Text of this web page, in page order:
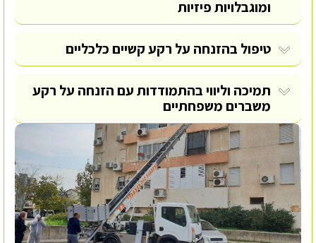
ומוגבלויות פיזיות
טיפול בהזנחה על רקע קשיים כלכליים
תמיכה וליווי בהתמודדות עם הזנחה על רקע
משברים משפחתיים